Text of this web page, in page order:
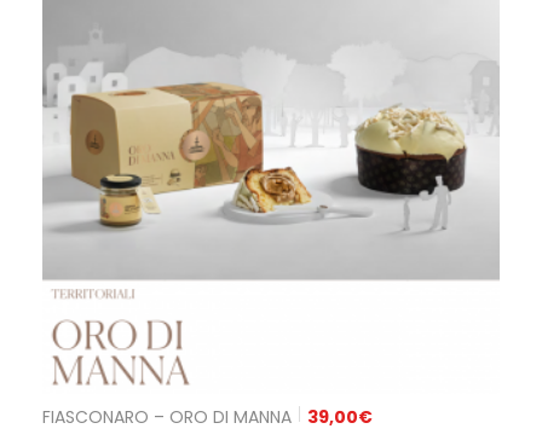
FIASCONARO – ORO DI MANNA 39,00€